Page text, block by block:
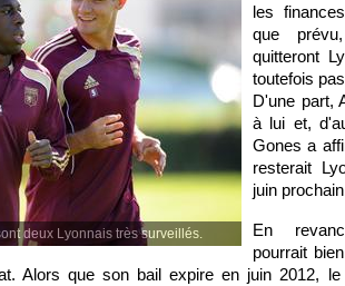
deux Lyonnais très surveillés.
les
que
quitteront
toutefois
D'une part,
à lui et,
Gones a
resterait
juin
En
pourrait
Alors que son bail expire en juin 2012, le